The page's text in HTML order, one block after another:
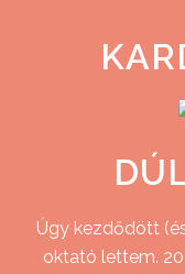
Úgy kezdődött
oktató lettem.